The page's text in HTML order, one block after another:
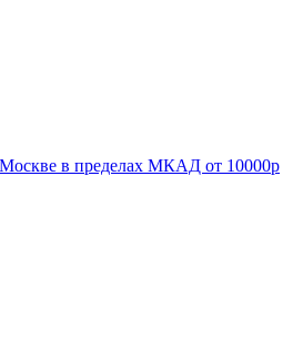
Москве в пределах МКАД от 10000р